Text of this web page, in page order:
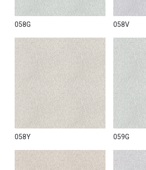
058G 058V
058Y 059G